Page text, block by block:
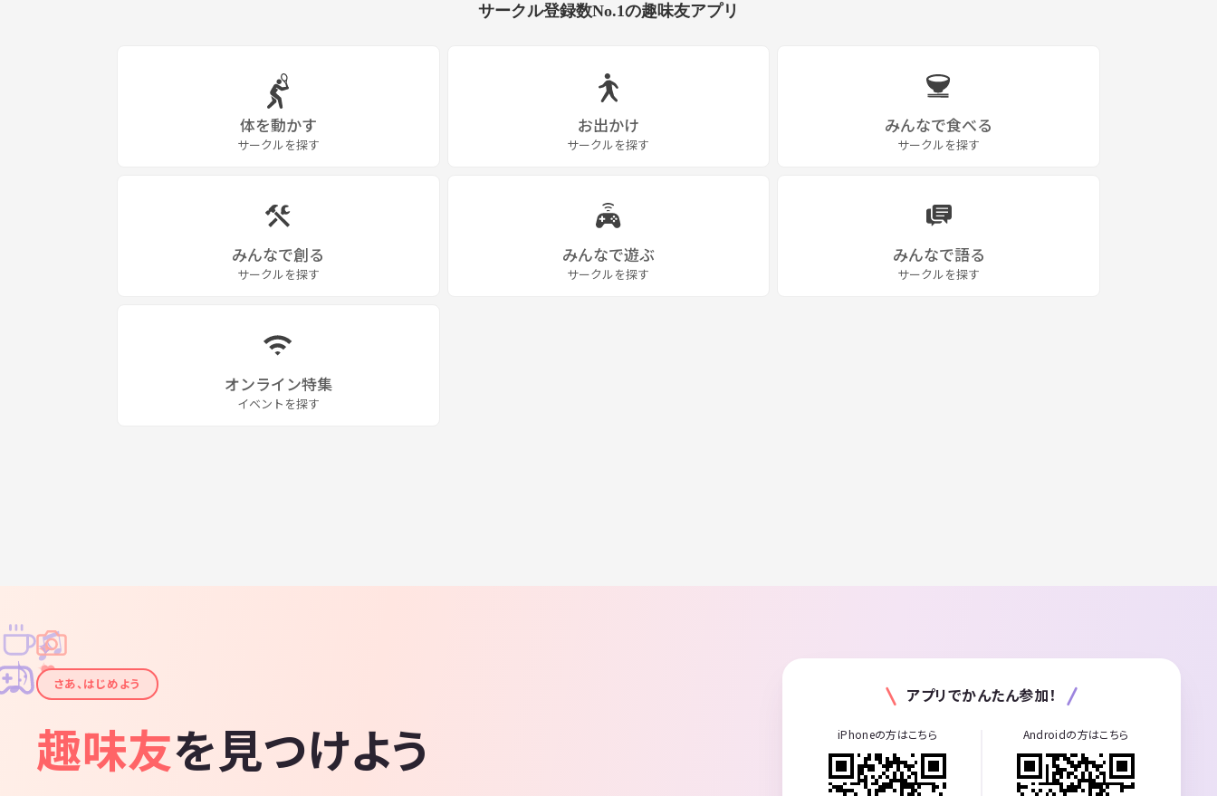
サークル登録数No.1の趣味友アプリ
体を動かす
サークルを探す
お出かけ
サークルを探す
みんなで食べる
サークルを探す
みんなで創る
サークルを探す
みんなで遊ぶ
サークルを探す
みんなで語る
サークルを探す
オンライン特集
イベントを探す
✦
✦
✧
✧
♪
♫
さあ、はじめよう
趣味友を見つけよう
アプリでかんたん参加！
iPhoneの方はこちら Androidの方はこちら